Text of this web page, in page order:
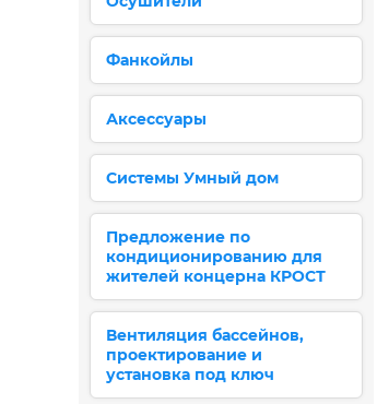
Фанкойлы
Аксессуары
Системы Умный дом
Предложение по
кондиционированию для
жителей концерна КРОСТ
Вентиляция бассейнов,
проектирование и
установка под ключ